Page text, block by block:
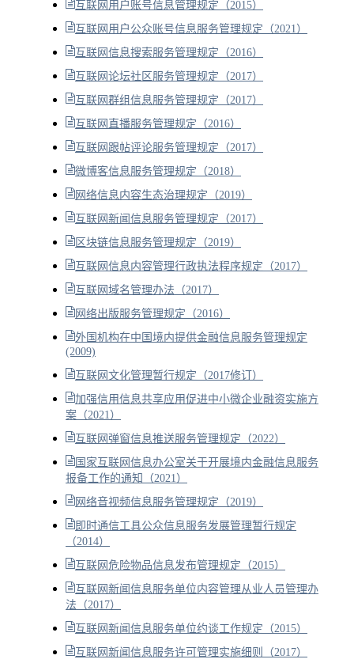
互联网用户账号信息管理规定（2015）
互联网用户公众账号信息服务管理规定（2021）
互联网信息搜索服务管理规定（2016）
互联网论坛社区服务管理规定（2017）
互联网群组信息服务管理规定（2017）
互联网直播服务管理规定（2016）
互联网跟帖评论服务管理规定（2017）
微博客信息服务管理规定（2018）
网络信息内容生态治理规定（2019）
互联网新闻信息服务管理规定（2017）
区块链信息服务管理规定（2019）
互联网信息内容管理行政执法程序规定（2017）
互联网域名管理办法（2017）
网络出版服务管理规定（2016）
外国机构在中国境内提供金融信息服务管理规定
(2009)
互联网文化管理暂行规定（2017修订）
加强信用信息共享应用促进中小微企业融资实施方
案（2021）
互联网弹窗信息推送服务管理规定（2022）
国家互联网信息办公室关于开展境内金融信息服务
报备工作的通知（2021）
网络音视频信息服务管理规定（2019）
即时通信工具公众信息服务发展管理暂行规定
（2014）
互联网危险物品信息发布管理规定（2015）
互联网新闻信息服务单位内容管理从业人员管理办
法（2017）
互联网新闻信息服务单位约谈工作规定（2015）
互联网新闻信息服务许可管理实施细则（2017）